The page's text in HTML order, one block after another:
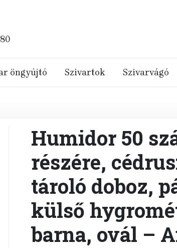
öngyújtó Szivartok Szivarvágó
Humidor 50
részére,
tároló doboz,
külső
barna, ovál –